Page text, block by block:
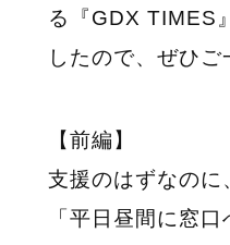
る『GDX TIMES
したので、ぜひご
【前編】
支援のはずなのに
「平日昼間に窓